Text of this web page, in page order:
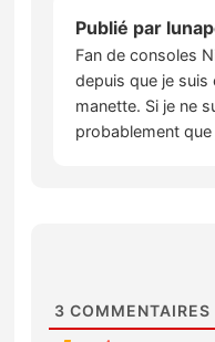
Publié par
Fan de consoles
depuis que je suis
manette. Si je ne
probablement
3 COMMENTAIRES